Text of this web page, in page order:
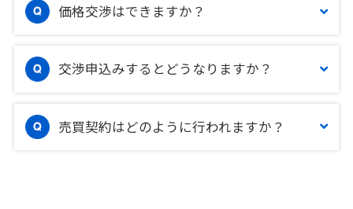
価格交渉はできますか？
交渉申込みするとどうなりますか？
売買契約はどのように行われますか？